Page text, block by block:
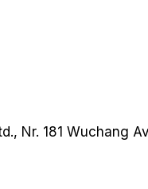
Nr. 181 Wuchang